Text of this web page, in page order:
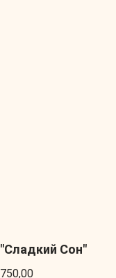
"Сладкий Сон"
750,00